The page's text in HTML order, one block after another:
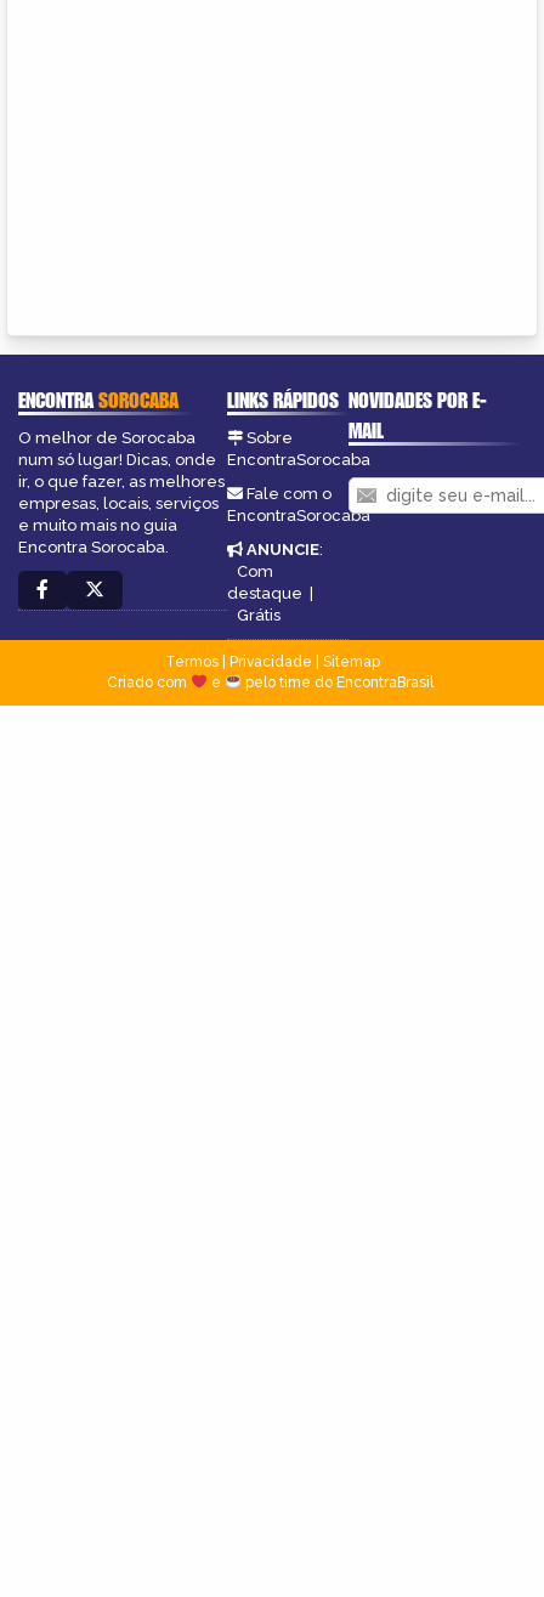
ENCONTRASOROCABA
O melhor de Sorocaba
num só lugar! Dicas, onde
ir, o que fazer, as melhores
empresas, locais, serviços
e muito mais no guia
Encontra Sorocaba.
LINKS RÁPIDOS
Sobre
EncontraSorocaba
Fale com o
EncontraSorocaba
ANUNCIE:
Com
destaque |
Grátis
NOVIDADES POR E-
MAIL
Termos| Privacidade
Sitemap
Criado com
e pelo time do EncontraBrasil